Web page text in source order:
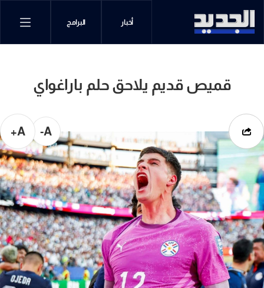
أخبار البرامج
قميص قديم يلاحق حلم باراغواي
A-
A+